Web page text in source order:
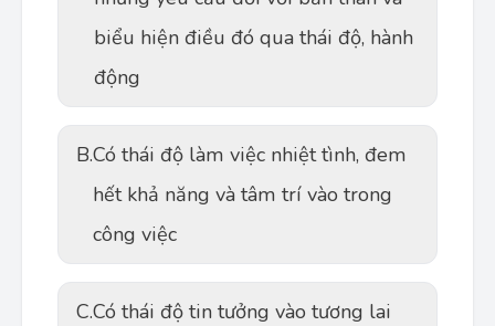
biểu hiện điều đó qua thái độ, hành
động
B.Có thái độ làm việc nhiệt tình, đem
hết khả năng và tâm trí vào trong
công việc
C.Có thái độ tin tưởng vào tương lai